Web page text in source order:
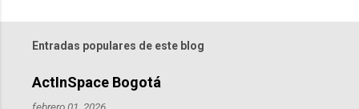
Entradas populares de este blog
ActInSpace Bogotá